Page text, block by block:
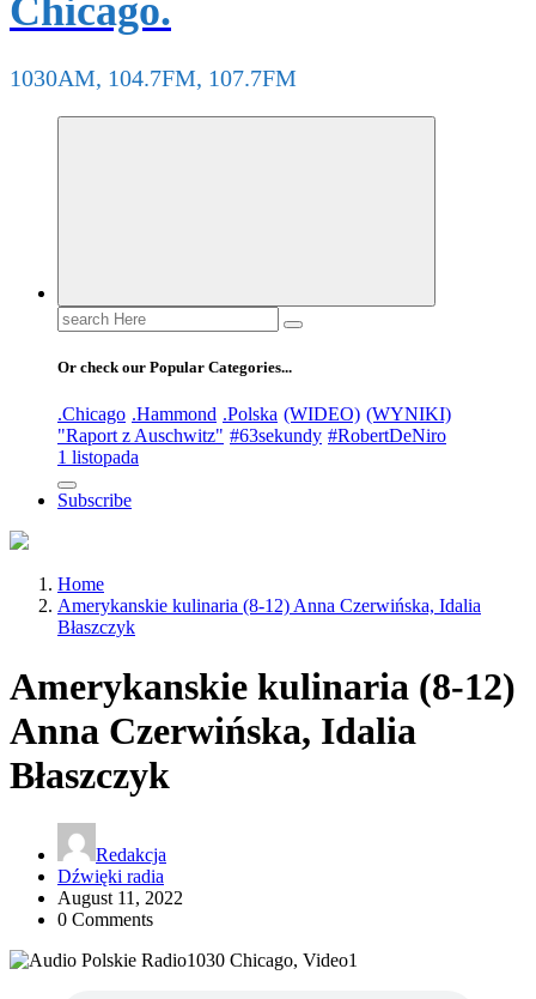
Chicago.
1030AM, 104.7FM, 107.7FM
Search
for:
Or check our Popular Categories...
.Chicago .Hammond .Polska (WIDEO) (WYNIKI)
"Raport z Auschwitz" #63sekundy #RobertDeNiro
1 listopada
Subscribe
Home
Amerykanskie kulinaria (8-12) Anna Czerwińska, Idalia
Błaszczyk
Amerykanskie kulinaria (8-12)
Anna Czerwińska, Idalia
Błaszczyk
Redakcja
Dźwięki radia
August 11, 2022
0 Comments